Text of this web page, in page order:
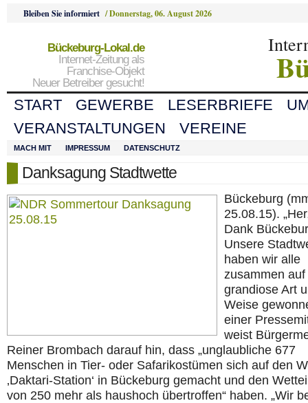
Bleiben Sie informiert /Donnerstag, 06. August 2026
Bückeburg-Lokal.de
Internet-Zeitung als
Franchise-Objekt
Neuer Betreiber gesucht!
START GEWERBE LESERBRIEFE
VERANSTALTUNGEN
VEREINE
MACH MIT IMPRESSUM DATENSCHUTZ
Danksagung Stadtwette
Bückeburg
25.08.15).
Dank
Unsere
haben wir alle
zusammen auf
grandiose Art
Weise
einer
weist
Reiner Brombach darauf hin, dass „unglaubliche 677
Menschen in Tier- oder Safarikostümen sich auf den
‚Daktari-Station‘ in Bückeburg gemacht und den
von 250 mehr als haushoch übertroffen“ haben. „Wir